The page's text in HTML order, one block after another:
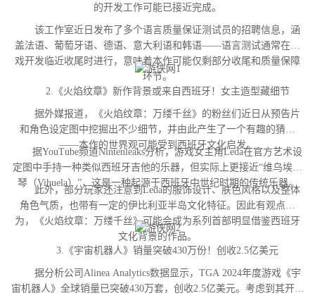
的开发工作可能已接近完成。
该工作室近日发布了多个语言质量保证测试员的招聘信息，涵
盖法语、葡萄牙语、德语、意大利语和韩语——语言测试通常在游
戏开发临近收尾时进行，意味着本作可能仅剩部分收尾和质量保障
环节。
2.《火焰纹章》新作背景或来自西班牙！女主造型藏细节
据外媒报道，《火焰纹章：万缕千丝》的粉丝们近日从预告片
和角色设定图中挖掘出不少细节，并由此产生了一个有趣的猜测
——本作的世界观可能受到西班牙文化启发。
据YouTube频道Nintenleaks分析，游戏女主角Leda在官方艺术设
定图中手持一种类似西班牙吉他的乐器，但实际上更接近“维乌埃拉
琴（Vihuela）”，这是一种起源于西班牙中世纪时期的传统乐器。
此外，部分玩家还注意到Leda的服饰设计、肤色风格以及整体
角色气质，也带有一定的伊比利亚半岛文化特征。因此有观点认
为，《火焰纹章：万缕千丝》可能会成为系列首部明显借鉴西班牙
文化背景的作品。
3.《宇宙机器人》销量突破430万份！创收2.5亿美元
据分析公司Alinea Analytics数据显示，TGA 2024年度游戏《宇
宙机器人》全球销量已突破430万套，创收2.5亿美元。考虑到其开发